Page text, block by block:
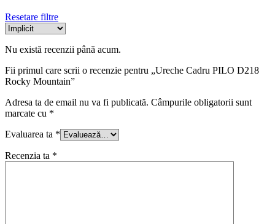
Resetare filtre
Nu există recenzii până acum.
Fii primul care scrii o recenzie pentru „Ureche Cadru PILO D218
Rocky Mountain”
Adresa ta de email nu va fi publicată. Câmpurile obligatorii sunt
marcate cu *
Evaluarea ta *
Recenzia ta *